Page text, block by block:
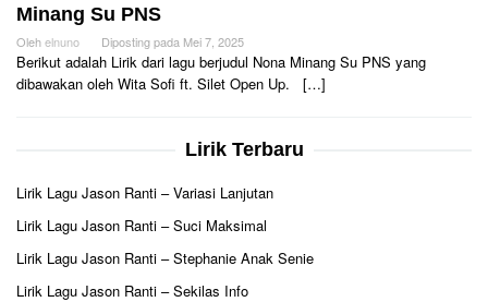
Minang Su PNS
Olehelnuno Diposting pada Mei 7, 2025
Berikut adalah Lirik dari lagu berjudul Nona Minang Su PNS yang
dibawakan oleh Wita Sofi ft. Silet Open Up. […]
Lirik Terbaru
Lirik Lagu Jason Ranti – Variasi Lanjutan
Lirik Lagu Jason Ranti – Suci Maksimal
Lirik Lagu Jason Ranti – Stephanie Anak Senie
Lirik Lagu Jason Ranti – Sekilas Info